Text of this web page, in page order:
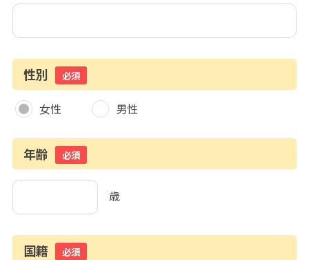
性別 必須
女性 男性
年齢 必須
歳
国籍 必須